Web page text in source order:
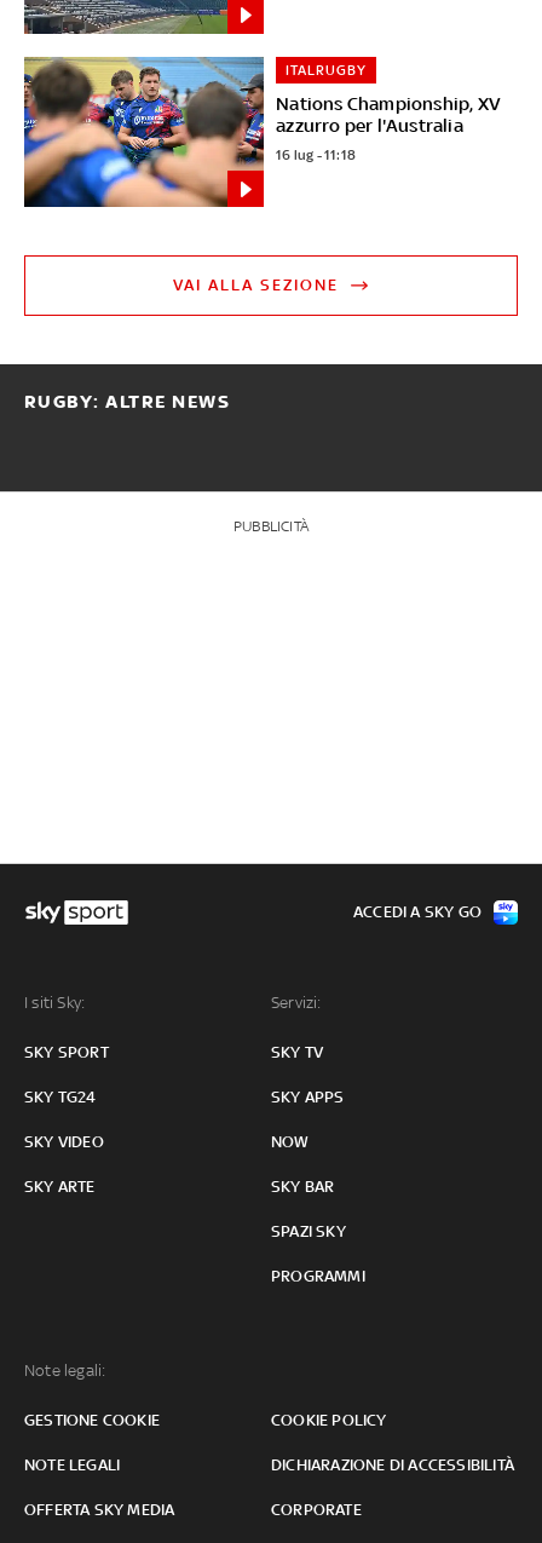
Nations Championship, XV
azzurro per l'Australia
ITALRUGBY
16 lug - 11:18
VAI ALLA SEZIONE
RUGBY: ALTRE NEWS
PUBBLICITÀ
I siti Sky:
SKY SPORT
SKY TG24
SKY VIDEO
SKY ARTE
Servizi:
SKY TV
SKY APPS
NOW
SKY BAR
SPAZI SKY
PROGRAMMI
Note legali:
GESTIONE COOKIE COOKIE POLICY
NOTE LEGALI DICHIARAZIONE DI ACCESSIBILITÀ
OFFERTA SKY MEDIA CORPORATE
ACCEDI A SKY GO